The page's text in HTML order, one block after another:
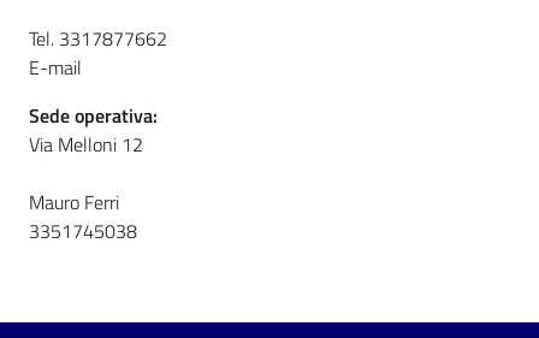
contenuti
Risorse
online
Tel. 3317877662
E-mail
Sede operativa:
Via Melloni 12
Mauro Ferri
3351745038